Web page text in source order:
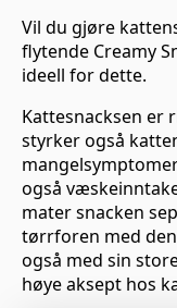
Vil du gjøre
flytende Creamy
ideell for dette.
Kattesnacksen er
styrker også
også
mater snacken
tørrforen med
også med sin
høye aksept hos